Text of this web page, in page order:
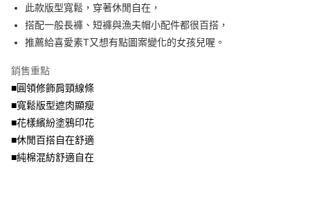
法說明評估內容。
【繳款方式說明】
1.分期款項不併入電信帳單，「大哥付你分期」於每月結算日後寄送繳費提
醒簡訊。
帳／街口支付／iPASS MONEY」等通路繳費。
【注意事項】
1.本服務係由「台灣大哥大股份有限公司」（以下簡稱本公司）所提供，讓
用戶於交易時，得透過本服務購買商品或服務，並由商店將買賣／分期付款
買賣價金債權讓與本公司後，依約使用本公司帳單繳交帳款。
資料（包含姓名、電話或地址）提供予台灣大哥大進項蒐集、處理及利用，
２．便利：只要手機號碼，簡訊認證，即可結帳。
３．安心：先確認商品／服務後，再付款。
【「AFTEE先享後付」結帳流程】
結帳頁面，進行簡訊認證並確認金額後，即可完成結帳。
３．收到繳費通知簡訊後14天內，點擊此簡訊中的連結，可透過四大超商／
ATM／網路銀行／等多元方式進行付款，方視為交易完成。
※ 請注意：結帳手續完成當下不需立刻繳費，但若您需要取消訂單，請聯絡
購買商品的店家。未經商家同意取消之訂單仍視為有效，需透過AFTEE先享
後付繳納相關費用。
※ 交易是否成功請以「AFTEE先享後付 」之結帳頁面顯示為準，若有關於
全家取貨付款
每筆NT$70，滿NT$699(含以上)免運費
付款後全家取貨
每筆NT$70，滿NT$699(含以上)免運費
7-11取貨付款
每筆NT$70，滿NT$799(含以上)免運費
付款後7-11取貨
此款版型寬鬆，穿著休閒自在，
搭配一般長褲、短褲與漁夫帽小配件都很百搭，
推薦給喜愛素T又想有點圖案變化的女孩兒喔。
銷售重點
■圓領修飾肩頸線條
■寬鬆版型遮肉顯瘦
■花樣繽紛塗鴉印花
■休閒百搭自在舒適
■純棉混紡舒適自在